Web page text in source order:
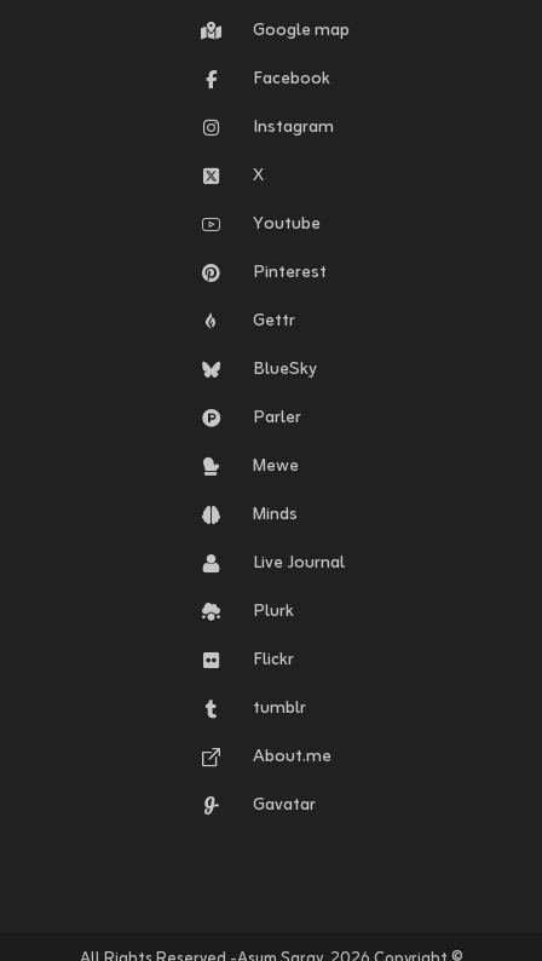
Google map
Facebook
Instagram
X
Youtube
Pinterest
Gettr
BlueSky
Parler
Mewe
Minds
Live Journal
Plurk
Flickr
tumblr
About.me
Gavatar